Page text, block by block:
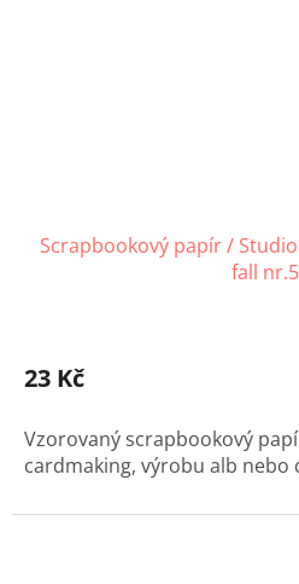
Scrapbookový papír /
fall
23 Kč
Vzorovaný scrapbookový
cardmaking, výrobu alb nebo